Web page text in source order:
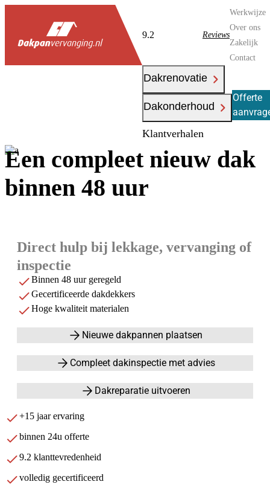
9.2 Reviews
Werkwijze
Over ons
Zakelijk
Contact
Dakrenovatie
Dakonderhoud
Klantverhalen
Offerte
Een compleet nieuw dak
binnen 48 uur
Direct hulp bij lekkage, vervanging of
inspectie
Binnen 48 uur geregeld
Gecertificeerde dakdekkers
Hoge kwaliteit materialen
Nieuwe dakpannen plaatsen
Compleet dakinspectie met advies
Dakreparatie uitvoeren
+15 jaar ervaring
binnen 24u offerte
9.2 klanttevredenheid
volledig gecertificeerd